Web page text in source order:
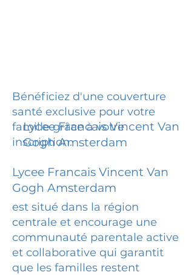
Bénéficiez d'une couverture
santé exclusive pour votre
famille grâce à votre
inscription.
Lycee Francais Vincent Van
Gogh Amsterdam
Lycee Francais Vincent Van
Gogh Amsterdam
est situé dans la région
centrale et encourage une
communauté parentale active
et collaborative qui garantit
que les familles restent